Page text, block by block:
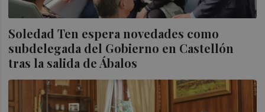
Soledad Ten espera novedades como
subdelegada del Gobierno en Castellón
tras la salida de Ábalos